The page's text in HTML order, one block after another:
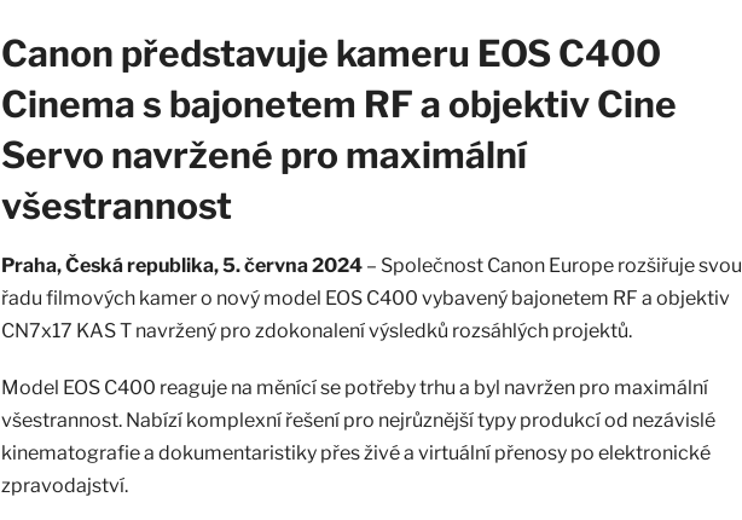
Canon představuje kameru EOS C400
Cinema s bajonetem RF a objektiv Cine
Servo navržené pro maximální
všestrannost
Praha, Česká republika, 5. června 2024– Společnost Canon Europe rozšiřuje svou
řadu filmových kamer o nový model EOS C400 vybavený bajonetem RF a objektiv
CN7x17 KAS T navržený pro zdokonalení výsledků rozsáhlých projektů.
Model EOS C400 reaguje na měnící se potřeby trhu a byl navržen pro maximální
všestrannost. Nabízí komplexní řešení pro nejrůznější typy produkcí od nezávislé
kinematografie a dokumentaristiky přes živé a virtuální přenosy po elektronické
zpravodajství.